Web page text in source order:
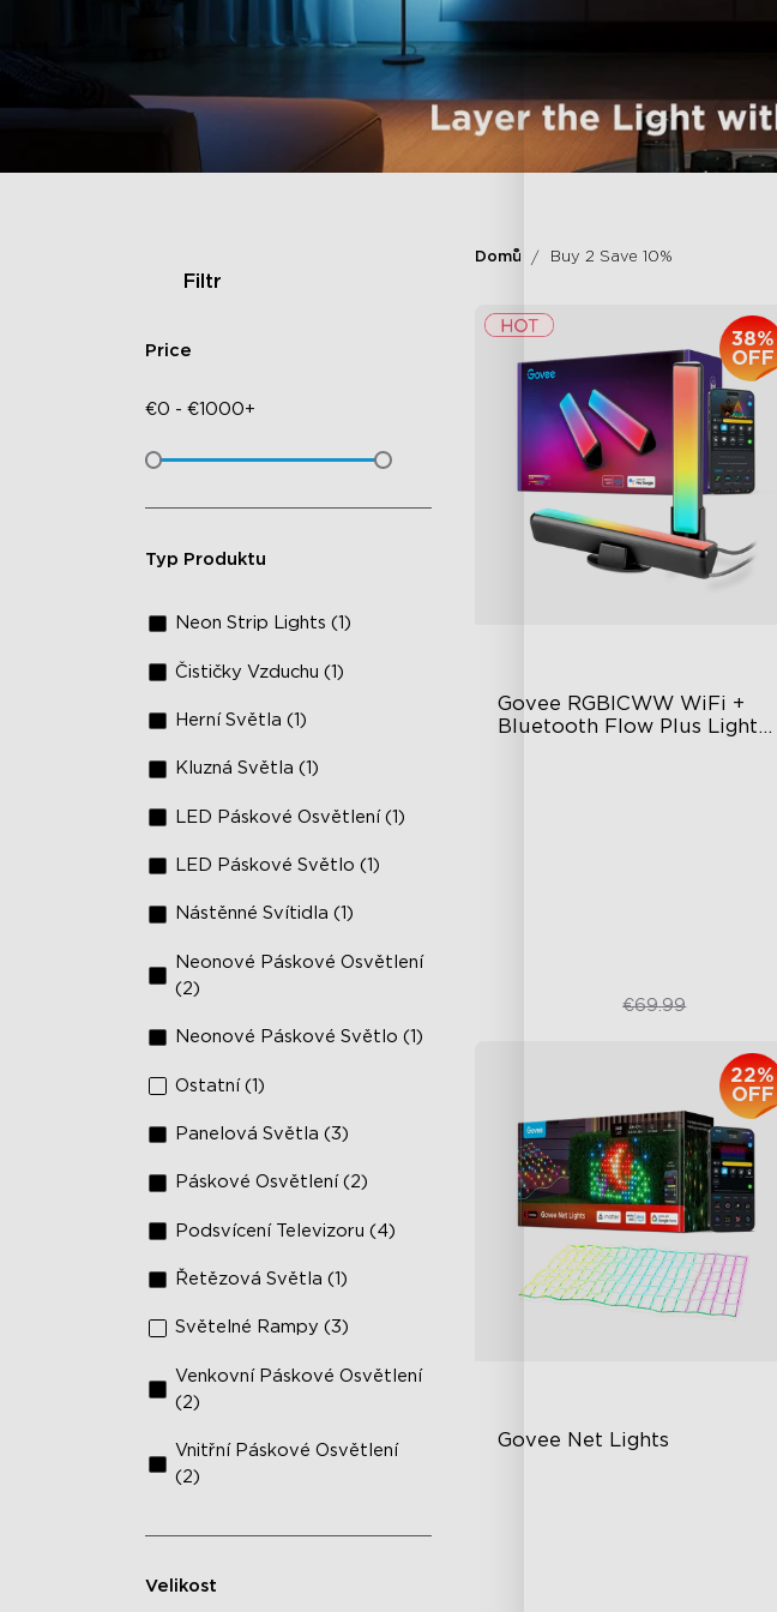
Filtr
Price
€0 - €1000+
Typ Produktu
Neon Strip Lights (1)
Čističky Vzduchu (1)
Herní Světla (1)
Kluzná Světla (1)
LED Páskové Osvětlení (1)
LED Páskové Světlo (1)
Nástěnné Svítidla (1)
Neonové Páskové Osvětlení
(2)
Neonové Páskové Světlo (1)
Ostatní (1)
Panelová Světla (3)
Páskové Osvětlení (2)
Podsvícení Televizoru (4)
Řetězová Světla (1)
Světelné Rampy (3)
Venkovní Páskové Osvětlení
(2)
Vnitřní Páskové Osvětlení
(2)
Velikost
Domů Buy 2 Save 10%
Govee RGBICWW WiFi +
Bluetooth Flow Plus Light
38%
OFF
€43.21€69.99
Govee Net Lights
22%
OFF